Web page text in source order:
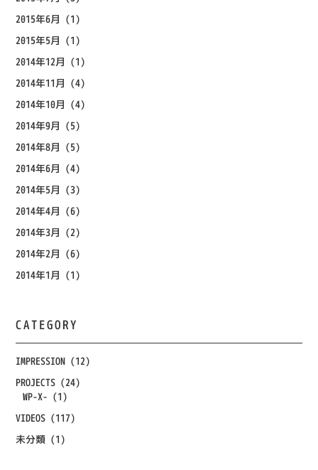
2015年6月 (1)
2015年5月 (1)
2014年12月 (1)
2014年11月 (4)
2014年10月 (4)
2014年9月 (5)
2014年8月 (5)
2014年6月 (4)
2014年5月 (3)
2014年4月 (6)
2014年3月 (2)
2014年2月 (6)
2014年1月 (1)
CATEGORY
IMPRESSION (12)
PROJECTS (24)
WP-X- (1)
VIDEOS (117)
未分類 (1)